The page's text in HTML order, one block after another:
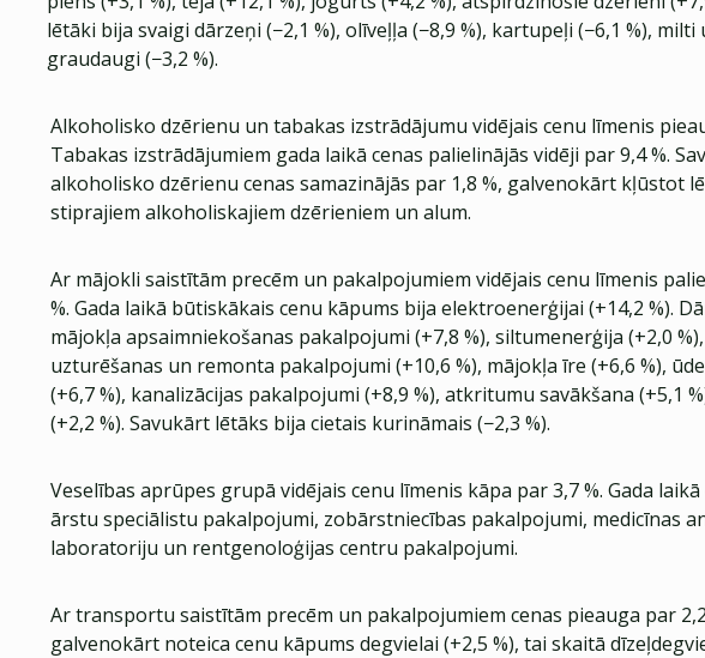
lētāki bija svaigi dārzeņi (−2,1 %), olīveļļa (−8,9 %), kartupeļi (−6,1 %), milti
graudaugi (−3,2 %).
Alkoholisko dzērienu un tabakas izstrādājumu vidējais cenu līmenis
Tabakas izstrādājumiem gada laikā cenas palielinājās vidēji par 9,4 %.
alkoholisko dzērienu cenas samazinājās par 1,8 %, galvenokārt kļūstot
stiprajiem alkoholiskajiem dzērieniem un alum.
Ar mājokli saistītām precēm un pakalpojumiem vidējais cenu līmenis
%. Gada laikā būtiskākais cenu kāpums bija elektroenerģijai (+14,2 %).
mājokļa apsaimniekošanas pakalpojumi (+7,8 %), siltumenerģija (+2,0
uzturēšanas un remonta pakalpojumi (+10,6 %), mājokļa īre (+6,6 %),
(+6,7 %), kanalizācijas pakalpojumi (+8,9 %), atkritumu savākšana (+5,1
(+2,2 %). Savukārt lētāks bija cietais kurināmais (−2,3 %).
Veselības aprūpes grupā vidējais cenu līmenis kāpa par 3,7 %. Gada
ārstu speciālistu pakalpojumi, zobārstniecības pakalpojumi, medicīnas
laboratoriju un rentgenoloģijas centru pakalpojumi.
Ar transportu saistītām precēm un pakalpojumiem cenas pieauga par
galvenokārt noteica cenu kāpums degvielai (+2,5 %), tai skaitā